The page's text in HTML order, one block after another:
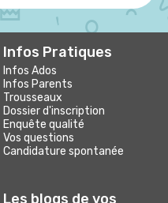
Infos Pratiques
Infos Ados
Infos Parents
Trousseaux
Dossier d'inscription
Enquête qualité
Vos questions
Candidature spontanée
Les blogs de vos